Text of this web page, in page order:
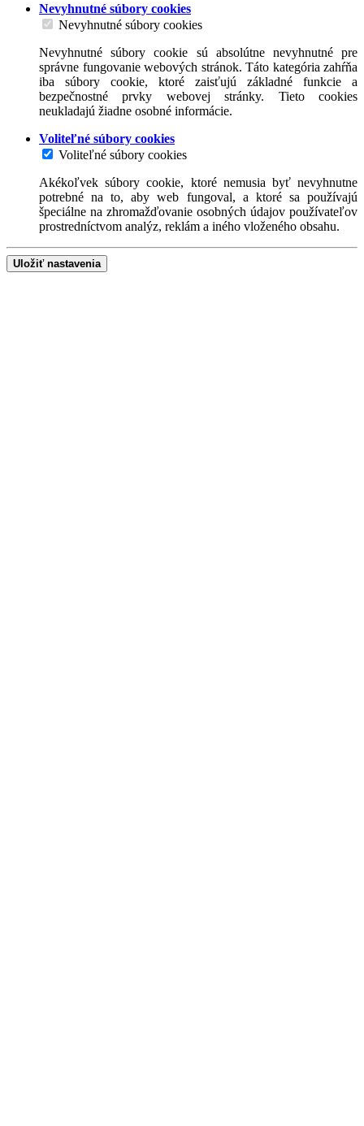
Nevyhnutné súbory cookies
Nevyhnutné súbory cookies
Nevyhnutné súbory cookie sú absolútne nevyhnutné pre
správne fungovanie webových stránok. Táto kategória zahŕňa
iba súbory cookie, ktoré zaisťujú základné funkcie a
bezpečnostné prvky webovej stránky. Tieto cookies
neukladajú žiadne osobné informácie.
Voliteľné súbory cookies
Voliteľné súbory cookies
Akékoľvek súbory cookie, ktoré nemusia byť nevyhnutne
potrebné na to, aby web fungoval, a ktoré sa používajú
špeciálne na zhromažďovanie osobných údajov používateľov
prostredníctvom analýz, reklám a iného vloženého obsahu.
Uložiť nastavenia